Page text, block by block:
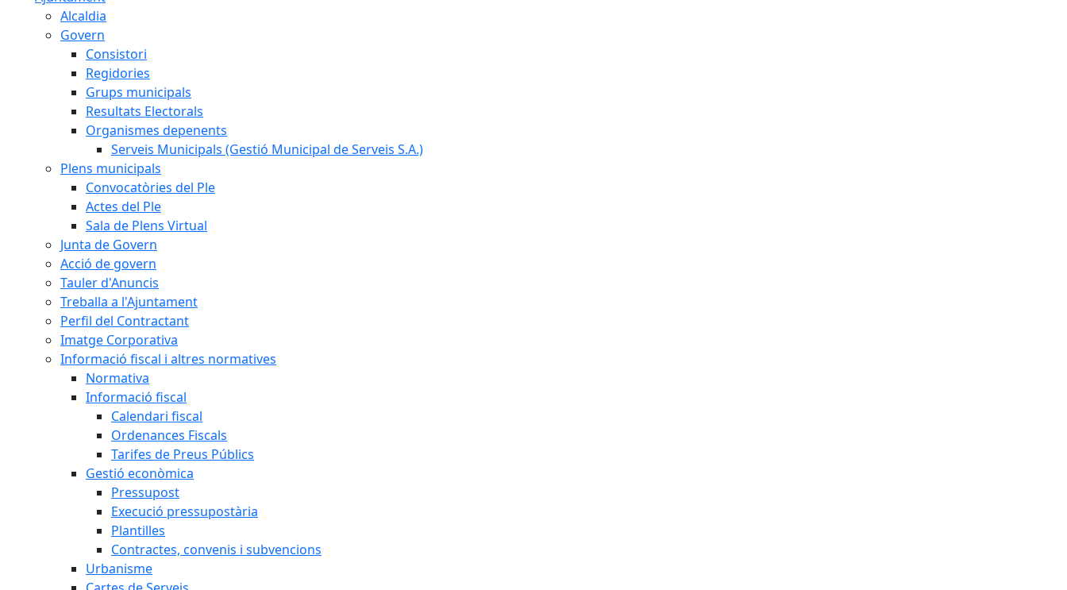
Alcaldia
Govern
Consistori
Regidories
Grups municipals
Resultats Electorals
Organismes depenents
Serveis Municipals (Gestió Municipal de Serveis S.A.)
Plens municipals
Convocatòries del Ple
Actes del Ple
Sala de Plens Virtual
Junta de Govern
Acció de govern
Tauler d'Anuncis
Treballa a l'Ajuntament
Perfil del Contractant
Imatge Corporativa
Informació fiscal i altres normatives
Normativa
Informació fiscal
Calendari fiscal
Ordenances Fiscals
Tarifes de Preus Públics
Gestió econòmica
Pressupost
Execució pressupostària
Plantilles
Contractes, convenis i subvencions
Urbanisme